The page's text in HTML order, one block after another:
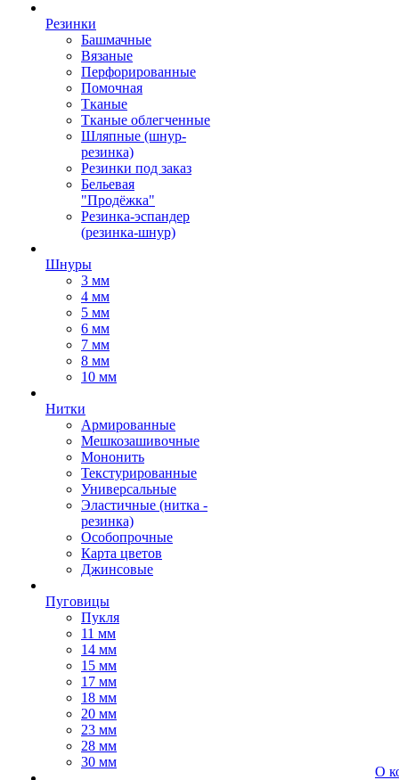
Резинки
Башмачные
Вязаные
Перфорированные
Помочная
Тканые
Тканые облегченные
Шляпные (шнур-
резинка)
Резинки под заказ
Бельевая
"Продёжка"
Резинка-эспандер
(резинка-шнур)
Шнуры
3 мм
4 мм
5 мм
6 мм
7 мм
8 мм
10 мм
Нитки
Армированные
Мешкозашивочные
Мононить
Текстурированные
Универсальные
Эластичные (нитка -
резинка)
Особопрочные
Карта цветов
Джинсовые
Пуговицы
Пукля
11 мм
14 мм
15 мм
17 мм
18 мм
20 мм
23 мм
28 мм
30 мм
О